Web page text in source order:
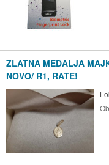
ZLATNA MEDALJA
NOVO/ R1, RATE!